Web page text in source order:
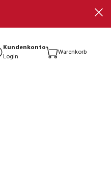
Kundenkonto
Login
Warenkorb